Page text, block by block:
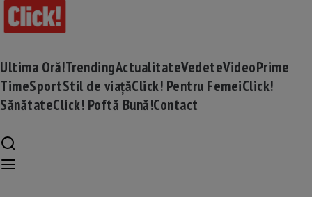
Ultima Oră!TrendingActualitateVedeteVideoPrime
TimeSportStil de viațăClick! Pentru FemeiClick!
SănătateClick! Poftă Bună!Contact